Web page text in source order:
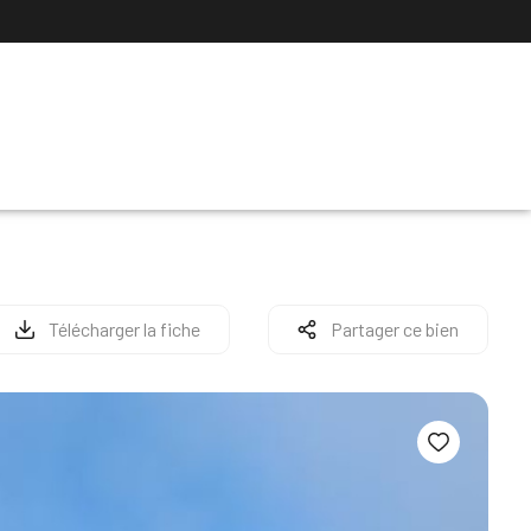
Télécharger la fiche Partager ce bien